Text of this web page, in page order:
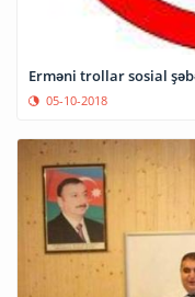
Erməni trollar sosial
05-10-2018